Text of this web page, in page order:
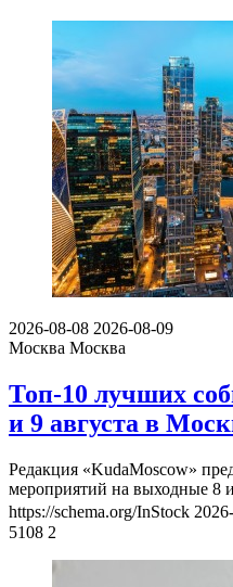
2026-08-08 2026-08-09
Москва Москва
Топ-10 лучших
и 9 августа в
Редакция «KudaMoscow»
мероприятий на выходные 8 и
https://schema.org/InStock
5108 2